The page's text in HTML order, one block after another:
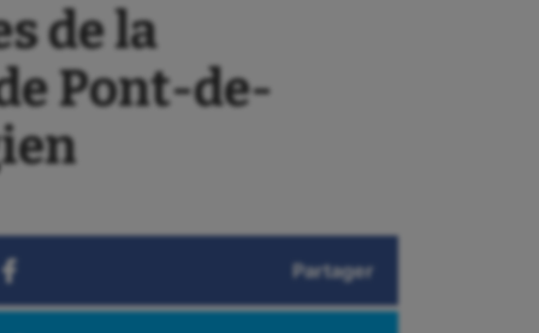
de la
Pont-de-
Partager